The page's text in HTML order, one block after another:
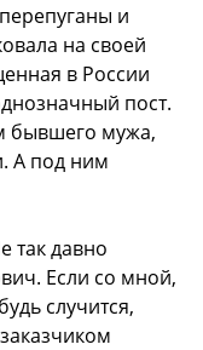
и
на своей
в России
пост.
бывшего мужа,
А под ним
так давно
Если со мной,
случится,